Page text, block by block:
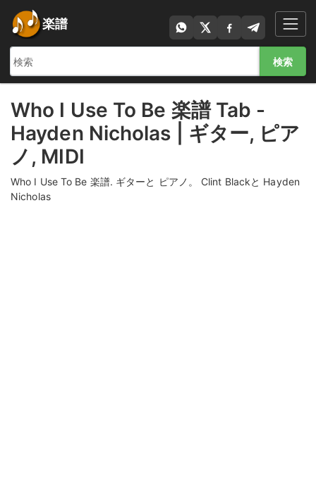
楽譜
検索
Who I Use To Be 楽譜 Tab -
Hayden Nicholas | ギター, ピア
ノ, MIDI
Who I Use To Be 楽譜. ギターと ピアノ。 Clint Blackと Hayden
Nicholas